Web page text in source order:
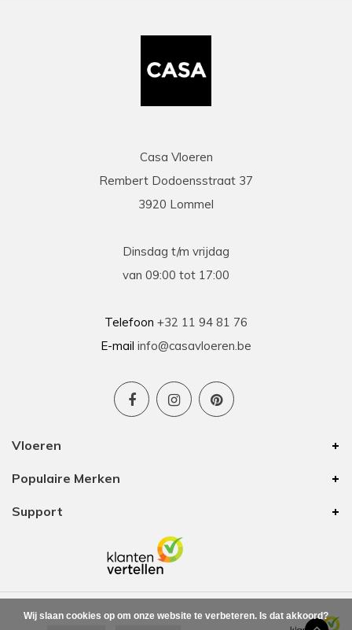
Casa Vloeren
Rembert Dodoensstraat 37
3920 Lommel
Dinsdag t/m vrijdag
van 09:00 tot 17:00
Telefoon +32 11 94 81 76
E-mail info@casavloeren.be
Vloeren
Populaire Merken
Support
Wij slaan cookies op om onze website te verbeteren. Is dat akkoord?